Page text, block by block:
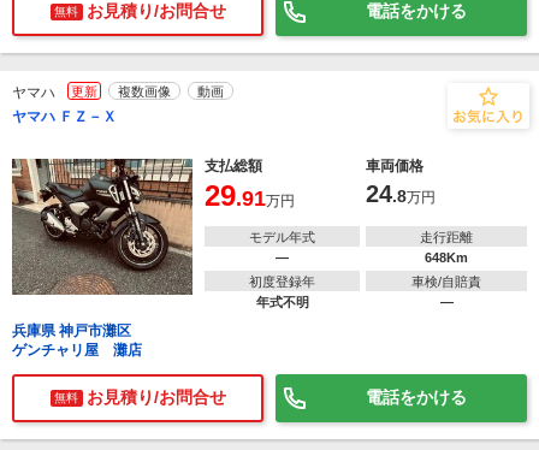
無料 お見積り/お問合せ 電話をかける
ヤマハ 更新 複数画像 動画
ヤマハ ＦＺ－Ｘ
支払総額 車両価格
29.91万円 24.8万円
モデル年式
―
走行距離
648Km
初度登録年
年式不明
車検/自賠責
―
兵庫県 神戸市灘区
ゲンチャリ屋 灘店
無料 お見積り/お問合せ 電話をかける